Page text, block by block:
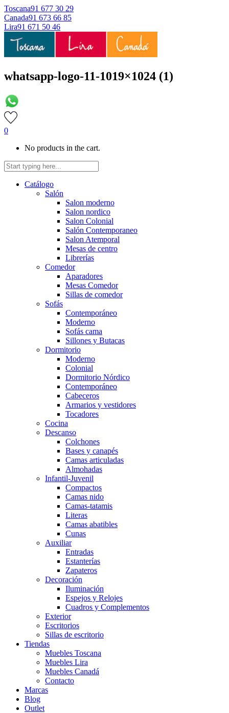
Toscana91 677 30 29
Canada91 673 66 85
Lira91 671 50 46
whatsapp-logo-11-1019×1024 (1)
0
No products in the cart.
Catálogo
Salón
Salon moderno
Salon nordico
Salon Colonial
Salón Contemporaneo
Salon Atemporal
Mesas de centro
Librerías
Comedor
Aparadores
Mesas Comedor
Sillas de comedor
Sofás
Contemporáneo
Moderno
Sofás cama
Sillones y Butacas
Dormitorio
Moderno
Colonial
Dormitorio Nórdico
Contemporáneo
Cabeceros
Armarios y vestidores
Tocadores
Cocina
Descanso
Colchones
Bases y canapés
Camas articuladas
Almohadas
Infantil-Juvenil
Compactos
Camas nido
Camas-tatamis
Literas
Camas abatibles
Cunas
Auxiliar
Entradas
Estanterías
Zapateros
Decoración
Iluminación
Espejos y Relojes
Cuadros y Complementos
Exterior
Escritorios
Sillas de escritorio
Tiendas
Muebles Toscana
Muebles Lira
Muebles Canadá
Contacto
Marcas
Blog
Outlet